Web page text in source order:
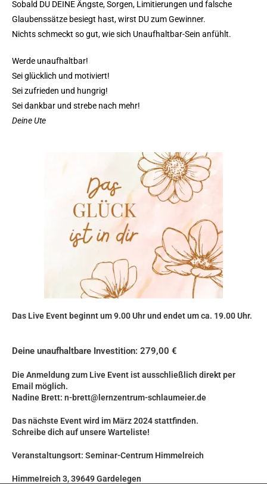
Sobald DU DEINE Ängste, Sorgen, Limitierungen und falsche
Glaubenssätze besiegt hast, wirst DU zum Gewinner.
Nichts schmeckt so gut, wie sich Unaufhaltbar-Sein anfühlt.
Werde unaufhaltbar!
Sei glücklich und motiviert!
Sei zufrieden und hungrig!
Sei dankbar und strebe nach mehr!
Deine Ute
Das Live Event beginnt um9.00 Uhrund endet um ca. 19.00 Uhr.
Deine unaufhaltbare Investition: 279,00 €
Die Anmeldung zum Live Event ist ausschließlich direkt per
Email möglich.
Nadine Brett: n-brett@lernzentrum-schlaumeier.de
Das nächste Event wird im März 2024 stattfinden.
Schreibe dich auf unsere Warteliste!
Veranstaltungsort: Seminar-Centrum Himmelreich
HimmeIreich 3, 39649 Gardelegen